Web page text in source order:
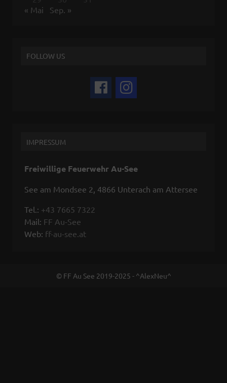
« Mai
Sep. »
FOLLOW US
IMPRESSUM
Freiwillige Feuerwehr Au-See
See am Mondsee 2, 4866 Unterach am Attersee
Tel.: +43 7665 7322
Mail: FF Au-See
Web: ff-au-see.at
© FF Au See 2019-2025 - ^AlexNeu^